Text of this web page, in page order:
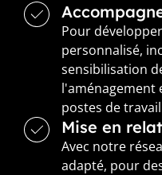
Pour
personnalisé,
sensibilisation
l'aménagement
postes de travail
Mise en
Avec notre
adapté, pour